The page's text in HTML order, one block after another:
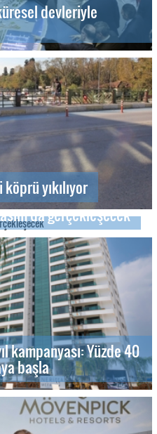
devleriyle
yıkılıyor
gerçekleşecek
kampanyası: Yüzde 40
başla